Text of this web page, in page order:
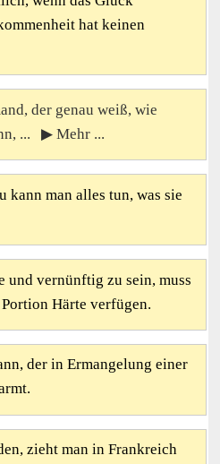
hat keinen
der genau weiß, wie
... ▶ Mehr ...
kann man alles tun, was sie
und vernünftig zu sein, muss
Härte verfügen.
der in Ermangelung einer
zieht man in Frankreich